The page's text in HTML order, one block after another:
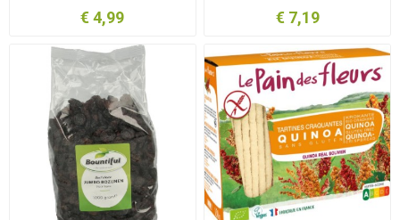
€ 4,99 € 7,19